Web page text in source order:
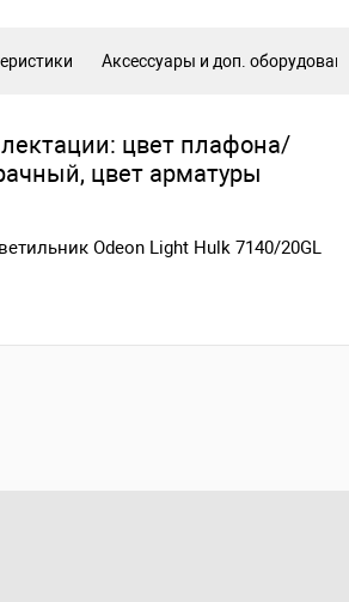
Аксессуары и доп.
цвет плафона/
цвет арматуры
Odeon Light Hulk 7140/20GL